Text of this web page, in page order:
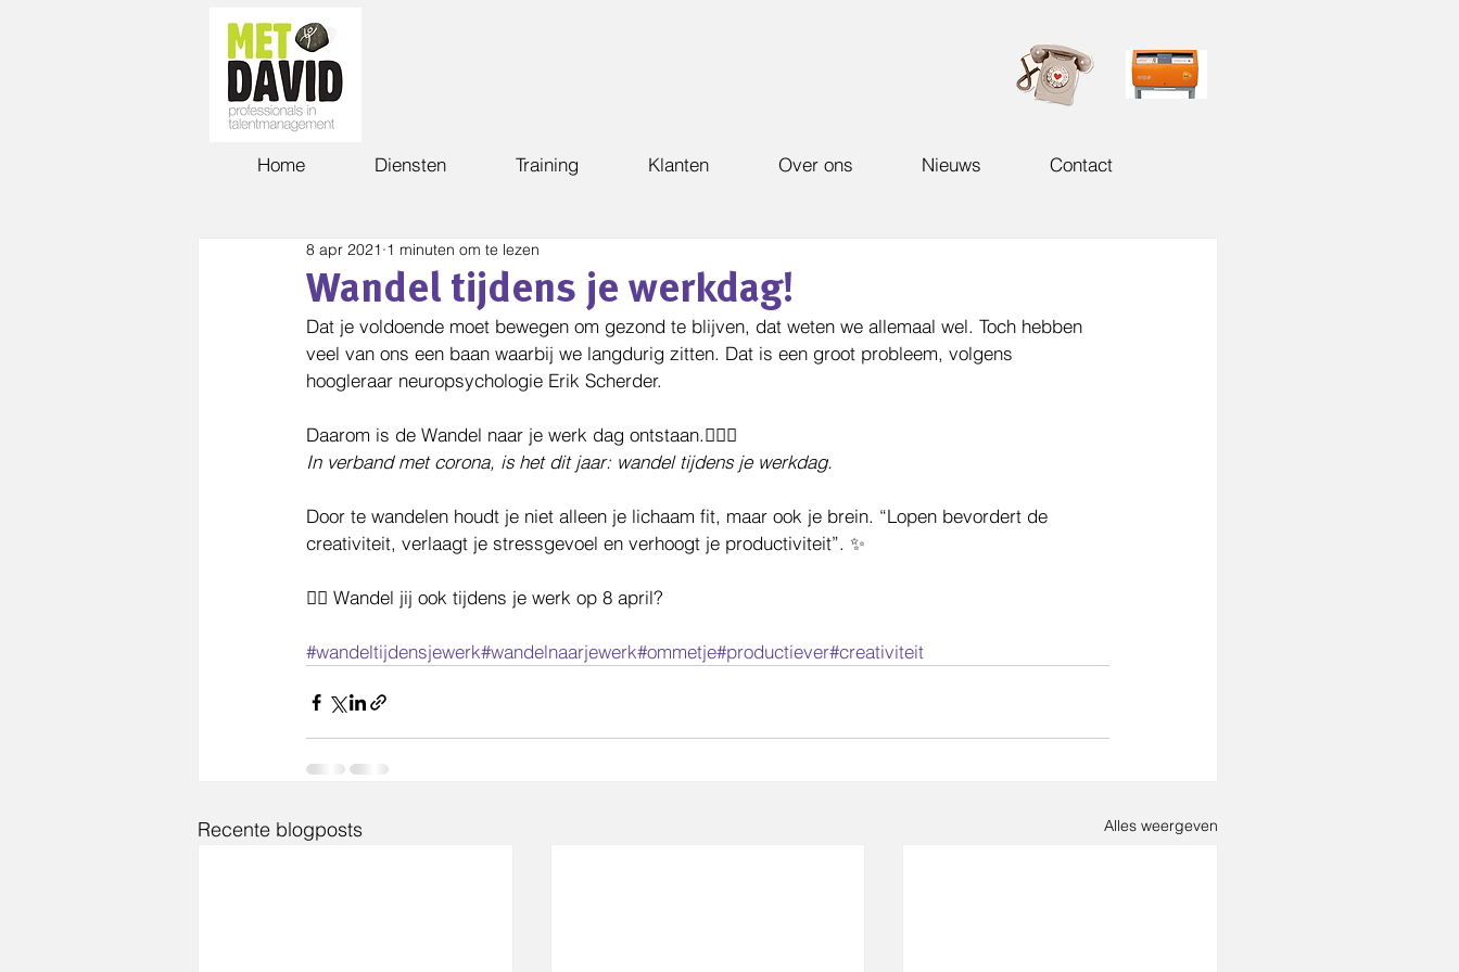
Home Diensten Training Klanten Over ons Nieuws Contact
Wandel tijdens je werkdag!
8 apr 2021 1 minuten om te lezen
Dat je voldoende moet bewegen om gezond te blijven, dat weten we allemaal wel. Toch hebben
veel van ons een baan waarbij we langdurig zitten. Dat is een groot probleem, volgens
hoogleraar neuropsychologie Erik Scherder.
Daarom is de Wandel naar je werk dag ontstaan.🚶🏻‍♂️
In verband met corona, is het dit jaar: wandel tijdens je werkdag.
Door te wandelen houdt je niet alleen je lichaam fit, maar ook je brein. “Lopen bevordert de
creativiteit, verlaagt je stressgevoel en verhoogt je productiviteit”. ✨
👉🏼 Wandel jij ook tijdens je werk op 8 april?
#wandeltijdensjewerk#wandelnaarjewerk#ommetje#productiever#creativiteit
Recente blogposts Alles weergeven